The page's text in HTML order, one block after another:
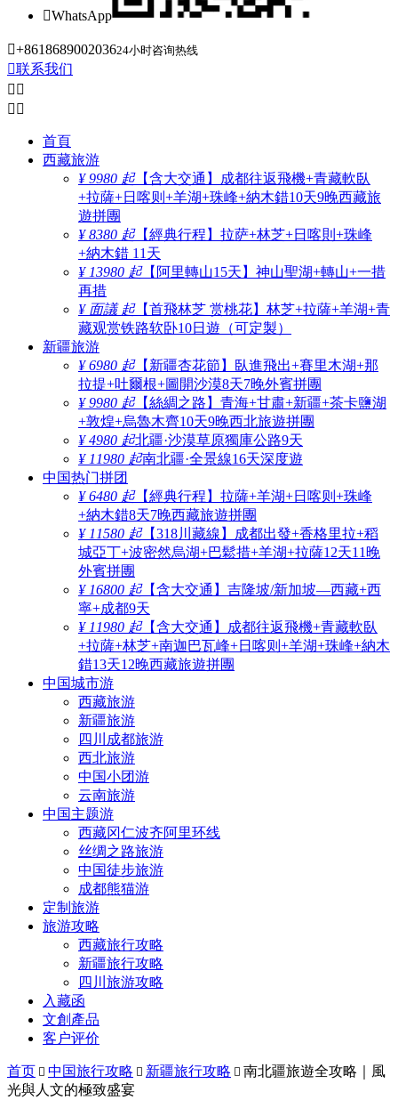
WhatsApp
+861868900203624小时咨询热线
联系我们
 
 
首頁
西藏旅游
¥ 9980 起【含大交通】成都往返飛機+青藏軟臥
+拉薩+日喀则+羊湖+珠峰+納木錯10天9晚西藏旅
遊拼團
¥ 8380 起【經典行程】拉萨+林芝+日喀則+珠峰
+納木錯 11天
¥ 13980 起【阿里轉山15天】神山聖湖+轉山+一措
再措
¥ 面議 起【首飛林芝 赏桃花】林芝+拉薩+羊湖+青
藏观赏铁路软卧10日遊（可定製）
新疆旅游
¥ 6980 起【新疆杏花節】臥進飛出+賽里木湖+那
拉提+吐爾根+圖開沙漠8天7晚外賓拼團
¥ 9980 起【絲綢之路】青海+甘肅+新疆+茶卡鹽湖
+敦煌+烏魯木齊10天9晚西北旅遊拼團
¥ 4980 起北疆·沙漠草原獨庫公路9天
¥ 11980 起南北疆·全景線16天深度遊
中国热门拼团
¥ 6480 起【經典行程】拉薩+羊湖+日喀则+珠峰
+納木錯8天7晚西藏旅遊拼團
¥ 11580 起【318川藏線】成都出發+香格里拉+稻
城亞丁+波密然烏湖+巴鬆措+羊湖+拉薩12天11晚
外賓拼團
¥ 16800 起【含大交通】吉隆坡/新加坡—西藏+西
寧+成都9天
¥ 11980 起【含大交通】成都往返飛機+青藏軟臥
+拉薩+林芝+南迦巴瓦峰+日喀则+羊湖+珠峰+納木
錯13天12晚西藏旅遊拼團
中国城市游
西藏旅游
新疆旅游
四川成都旅游
西北旅游
中国小团游
云南旅游
中国主题游
西藏冈仁波齐阿里环线
丝绸之路旅游
中国徒步旅游
成都熊猫游
定制旅游
旅游攻略
西藏旅行攻略
新疆旅行攻略
四川旅游攻略
入藏函
文創產品
客户评价
首页  中国旅行攻略  新疆旅行攻略  南北疆旅遊全攻略｜風
光與人文的極致盛宴